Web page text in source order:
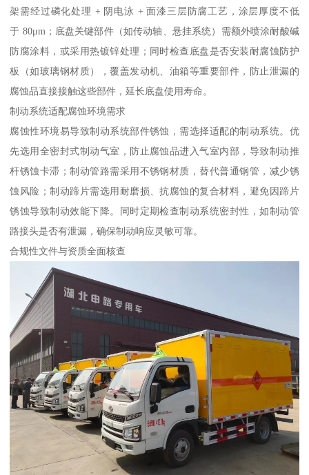
架需经过磷化处理 + 阴电泳 + 面漆三层防腐工艺，涂层厚度不低
于 80μm；底盘关键部件（如传动轴、悬挂系统）需额外喷涂耐酸碱
防腐涂料，或采用热镀锌处理；同时检查底盘是否安装耐腐蚀防护
板（如玻璃钢材质），覆盖发动机、油箱等重要部件，防止泄漏的
腐蚀品直接接触这些部件，延长底盘使用寿命。​
制动系统适配腐蚀环境需求​
腐蚀性环境易导致制动系统部件锈蚀，需选择适配的制动系统。优
先选用全密封式制动气室，防止腐蚀品进入气室内部，导致制动推
杆锈蚀卡滞；制动管路需采用不锈钢材质，替代普通钢管，减少锈
蚀风险；制动蹄片需选用耐磨损、抗腐蚀的复合材料，避免因蹄片
锈蚀导致制动效能下降。同时定期检查制动系统密封性，如制动管
路接头是否有泄漏，确保制动响应灵敏可靠。​
合规性文件与资质全面核查​